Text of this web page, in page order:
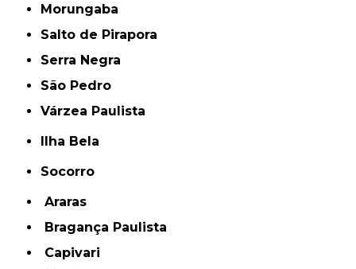
Morungaba
Salto de Pirapora
Serra Negra
São Pedro
Várzea Paulista
Ilha Bela
Socorro
Araras
Bragança Paulista
Capivari